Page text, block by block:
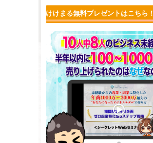
けけまる無料プレゼントはこちら！